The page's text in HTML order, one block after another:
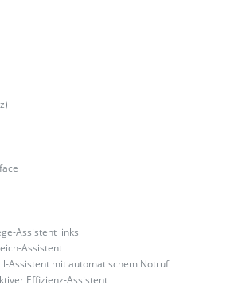
Assistent links
Assistent
Assistent mit automatischem Notruf
Effizienz-Assistent